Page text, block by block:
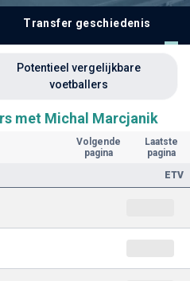
Transfer geschiedenis
Potentieel vergelijkbare
voetballers
met Michal Marcjanik
Volgende
pagina
Laatste
pagina
ETV